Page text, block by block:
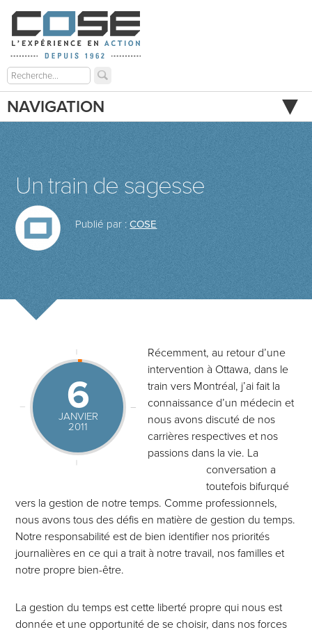
NAVIGATION
Un train de sagesse
Publié par :COSE
6
JANVIER
2011
Récemment, au retour d’une
intervention à Ottawa, dans le
train vers Montréal, j’ai fait la
connaissance d’un médecin et
nous avons discuté de nos
carrières respectives et nos
passions dans la vie. La
conversation a
toutefois bifurqué
vers la gestion de notre temps. Comme professionnels,
nous avons tous des défis en matière de gestion du temps.
Notre responsabilité est de bien identifier nos priorités
journalières en ce qui a trait à notre travail, nos familles et
notre propre bien-être.
La gestion du temps est cette liberté propre qui nous est
donnée et une opportunité de se choisir, dans nos forces